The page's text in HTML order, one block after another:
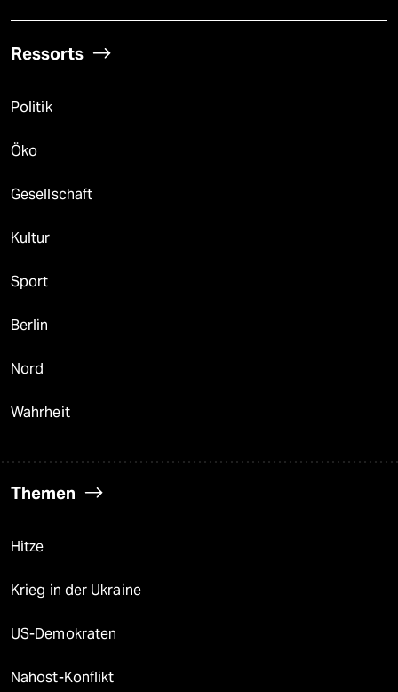
Ressorts
Politik
Öko
Gesellschaft
Kultur
Sport
Berlin
Nord
Wahrheit
Themen
Hitze
Krieg in der Ukraine
US-Demokraten
Nahost-Konflikt